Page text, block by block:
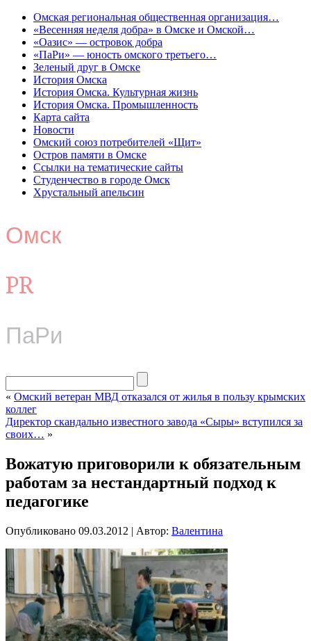
Омская региональная общественная организация…
«Весенняя неделя добра» в Омске и Омской…
«Оазис» — островок добра
«ПаРи» — юность омского третьего…
Зеленый друг в Омске
История Омска
История Омска. Культурная жизнь
История Омска. Промышленность
Карта сайта
Новости
Омский союз потребителей «Щит»
Остров памяти в Омске
Ссылки на тематические сайты
Студенчество в городе Омск
Хрустальный апельсин
Омск
PR
ПаРи
« Омский ветеран МВД отказался от жилья в пользу крымских
коллег
Директор скандально известного завода «Сыры» вступился за
своих… »
Вожатую приговорили к обязательным
работам за нестандартный подход к
педагогике
Опубликовано 09.03.2012 | Автор: Валентина